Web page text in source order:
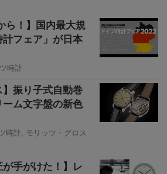
ら！】国内最大規
フェア」が日本
時計
】振り子式自動巻
ム文字盤の新色
時計
モリッツ・グロス
が手がけた！】レ